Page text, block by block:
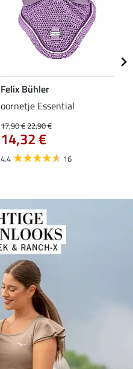
Felix Bühler
oornetje Essential
17,90 €22,90 €
14,32 €
4.4 16